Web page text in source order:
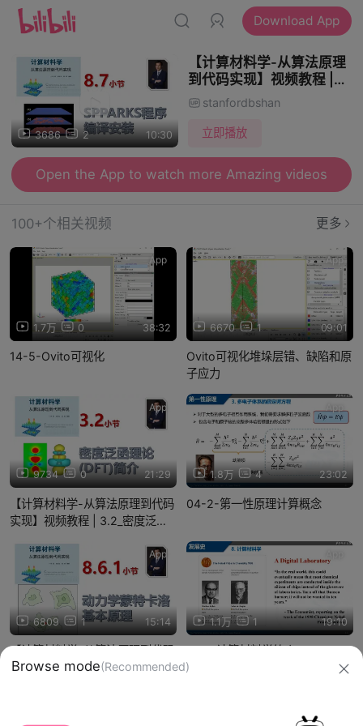
Download App
3686 2 10:30
【计算材料学-从算法原理
到代码实现】视频教程 |
8.7_SPPARKS安装教程
stanfordbshan
立即播放
Open the App to watch more Amazing videos
100+个相关视频 更多
1.7万 0 38:32
App
14-5-Ovito可视化
6670 1 09:01
App
Ovito可视化堆垛层错、缺陷和原
子应力
9734 0 21:29
App
【计算材料学-从算法原理到代码
实现】视频教程 | 3.2_密度泛函
1.8万 4 23:02
04-2-第一性原理计算概念
6809 1 15:14
App
【计算材料学-从算法原理到代码
实现】视频教程 | 8.6.1_动力学蒙
1.1万 1 19:10
01-1-计算材料学简介